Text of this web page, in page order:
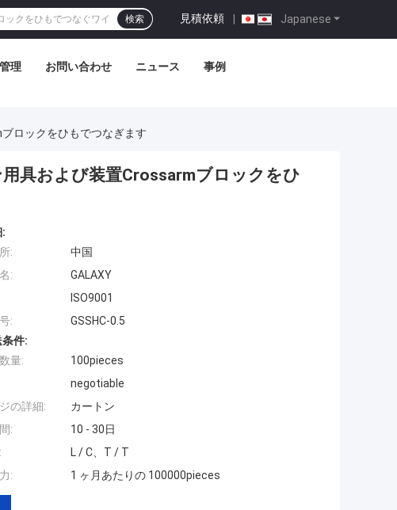
Japanese
見積依頼 |
検索
理 お問い合わせ ニュース 事例
ロックをひもでつなぎます
具および装置Crossarmブロックをひ
:
中国
:
GALAXY
ISO9001
:
GSSHC-0.5
件:
量:
100pieces
negotiable
の詳細:
カートン
:
10 - 30日
L / C、T / T
:
1 ヶ月あたりの 100000pieces